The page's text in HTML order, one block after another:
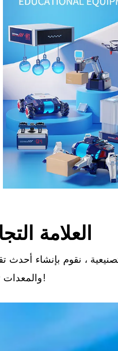
العلامة
، نقوم بإنشاء أحدث
والمعدات تحت الماء!